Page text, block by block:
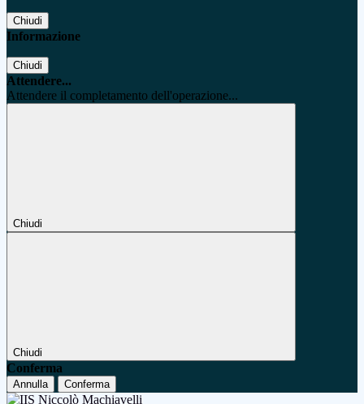
Chiudi
Informazione
Chiudi
Attendere...
Attendere il completamento dell'operazione...
Chiudi
Chiudi
Conferma
Annulla Conferma